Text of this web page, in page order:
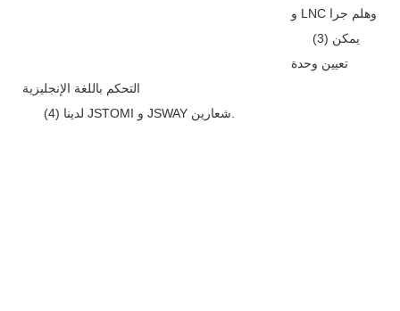
و LNC وهلم جرا
(3) يمكن
تعيين وحدة
التحكم باللغة الإنجليزية